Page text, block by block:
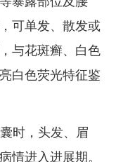
可单发、散发或
与花斑癣、白色
白色荧光特征鉴
时，头发、眉
情进入进展期。